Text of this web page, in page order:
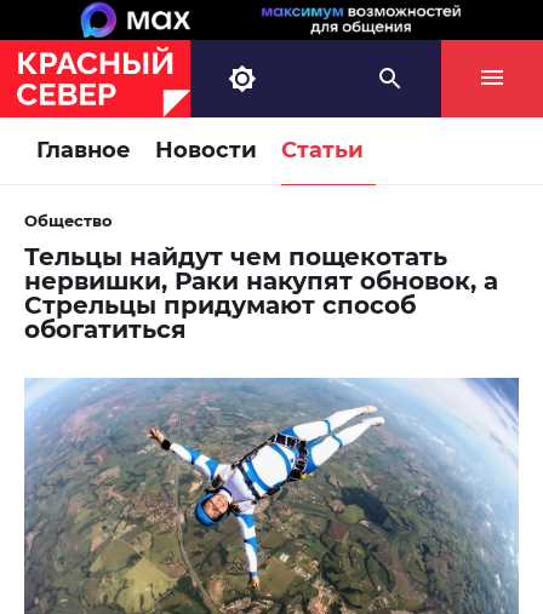
Главное Новости Статьи
Общество
Тельцы найдут чем пощекотать
нервишки, Раки накупят обновок, а
Стрельцы придумают способ
обогатиться